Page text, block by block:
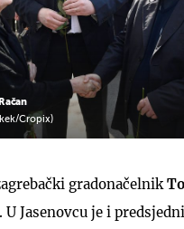
Cropix)
gradonačelnik
. U Jasenovcu je i